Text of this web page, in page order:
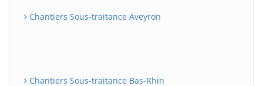
Chantiers Sous-traitance Aveyron
Chantiers Sous-traitance Bas-Rhin